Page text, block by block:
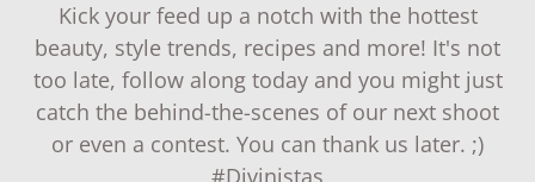
Kick your feed up a notch with the hottest
beauty, style trends, recipes and more! It's not
too late, follow along today and you might just
catch the behind-the-scenes of our next shoot
or even a contest. You can thank us later. ;)
#Divinistas